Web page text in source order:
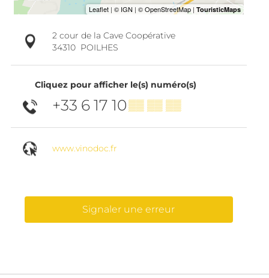
2 cour de la Cave Coopérative
34310 POILHES
Cliquez pour afficher le(s) numéro(s)
+33 6 17 10▒▒ ▒▒ ▒▒
www.vinodoc.fr
Signaler une erreur